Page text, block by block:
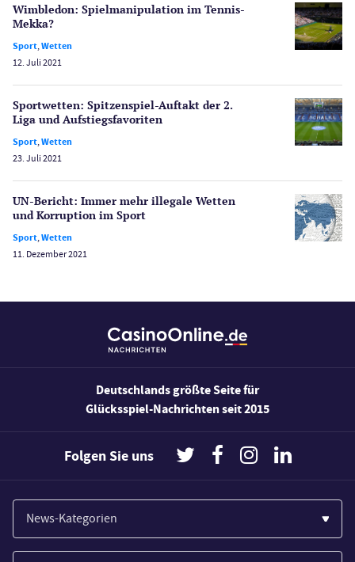
Schlagzeilen
Spiele
Spielerschutz
Sport
Wetten
Wirtschaft
Merkur Casinos
Casino Testberichte
Bonus Ohne Einzahlung
Slot Freispiele
Wimbledon: Spiel­manipulation im Tennis-
Mekka?
Sport,Wetten
12. Juli 2021
Sportwetten: Spitzenspiel-Auftakt der 2.
Liga und Aufstiegs­favoriten
Sport,Wetten
23. Juli 2021
UN-Bericht: Immer mehr illegale Wetten
und Korruption im Sport
Sport,Wetten
11. Dezember 2021
Deutschlands größte Seite für
Glücksspiel-Nachrichten seit 2015
Folgen Sie uns
News-Kategorien
Casinos